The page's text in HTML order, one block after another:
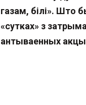
газам, білі». Што
«сутках» з
антываенных